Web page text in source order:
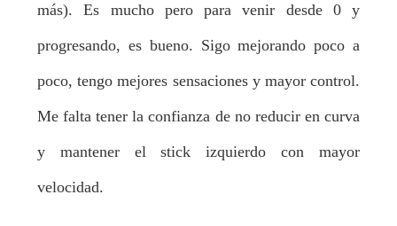
más). Es mucho pero para venir desde 0 y
progresando, es bueno. Sigo mejorando poco a
poco, tengo mejores sensaciones y mayor control.
Me falta tener la confianza de no reducir en curva
y mantener el stick izquierdo con mayor
velocidad.